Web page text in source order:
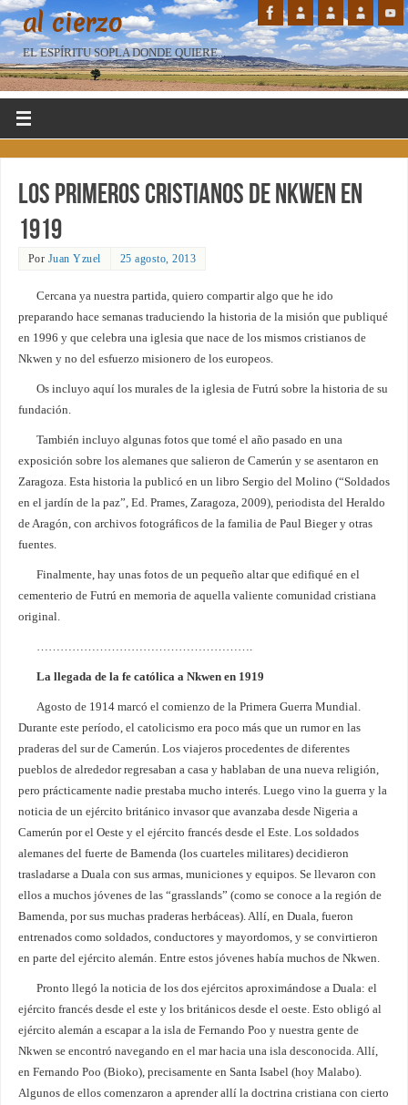
al cierzo
EL ESPÍRITU SOPLA DONDE QUIERE...
Los primeros cristianos de Nkwen en
1919
Por Juan Yzuel 25 agosto, 2013
Cercana ya nuestra partida, quiero compartir algo que he ido
preparando hace semanas traduciendo la historia de la misión que publiqué
en 1996 y que celebra una iglesia que nace de los mismos cristianos de
Nkwen y no del esfuerzo misionero de los europeos.
Os incluyo aquí los murales de la iglesia de Futrú sobre la historia de su
fundación.
También incluyo algunas fotos que tomé el año pasado en una
exposición sobre los alemanes que salieron de Camerún y se asentaron en
Zaragoza. Esta historia la publicó en un libro Sergio del Molino (“Soldados
en el jardín de la paz”, Ed. Prames, Zaragoza, 2009), periodista del Heraldo
de Aragón, con archivos fotográficos de la familia de Paul Bieger y otras
fuentes.
Finalmente, hay unas fotos de un pequeño altar que edifiqué en el
cementerio de Futrú en memoria de aquella valiente comunidad cristiana
original.
……………………………………………….
La llegada de la fe católica a Nkwen en 1919
Agosto de 1914 marcó el comienzo de la Primera Guerra Mundial.
Durante este período, el catolicismo era poco más que un rumor en las
praderas del sur de Camerún. Los viajeros procedentes de diferentes
pueblos de alrededor regresaban a casa y hablaban de una nueva religión,
pero prácticamente nadie prestaba mucho interés. Luego vino la guerra y la
noticia de un ejército británico invasor que avanzaba desde Nigeria a
Camerún por el Oeste y el ejército francés desde el Este. Los soldados
alemanes del fuerte de Bamenda (los cuarteles militares) decidieron
trasladarse a Duala con sus armas, municiones y equipos. Se llevaron con
ellos a muchos jóvenes de las “grasslands” (como se conoce a la región de
Bamenda, por sus muchas praderas herbáceas). Allí, en Duala, fueron
entrenados como soldados, conductores y mayordomos, y se convirtieron
en parte del ejército alemán. Entre estos jóvenes había muchos de Nkwen.
Pronto llegó la noticia de los dos ejércitos aproximándose a Duala: el
ejército francés desde el este y los británicos desde el oeste. Esto obligó al
ejército alemán a escapar a la isla de Fernando Poo y nuestra gente de
Nkwen se encontró navegando en el mar hacia una isla desconocida. Allí,
en Fernando Poo (Bioko), precisamente en Santa Isabel (hoy Malabo).
Algunos de ellos comenzaron a aprender allí la doctrina cristiana con cierto